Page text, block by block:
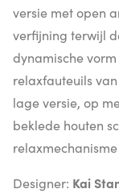
versie met open
verfijning terwijl
dynamische
relaxfauteuils
lage versie, op
beklede houten
Designer: Kai